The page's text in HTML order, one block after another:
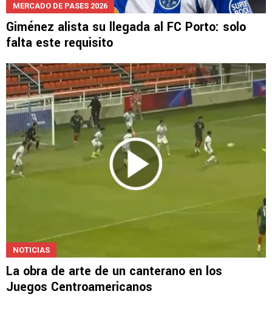
MERCADO DE PASES 2026
Giménez alista su llegada al FC Porto: solo
falta este requisito
NOTICIAS
La obra de arte de un canterano en los
Juegos Centroamericanos